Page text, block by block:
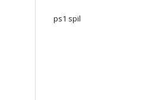
ps1 spil